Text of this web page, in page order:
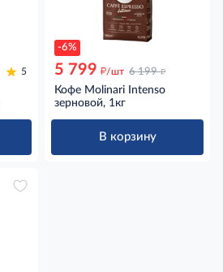
5
-6%
5 799 д/шт 6 199 д
Кофе Molinari Intenso
зерновой, 1кг
В корзину